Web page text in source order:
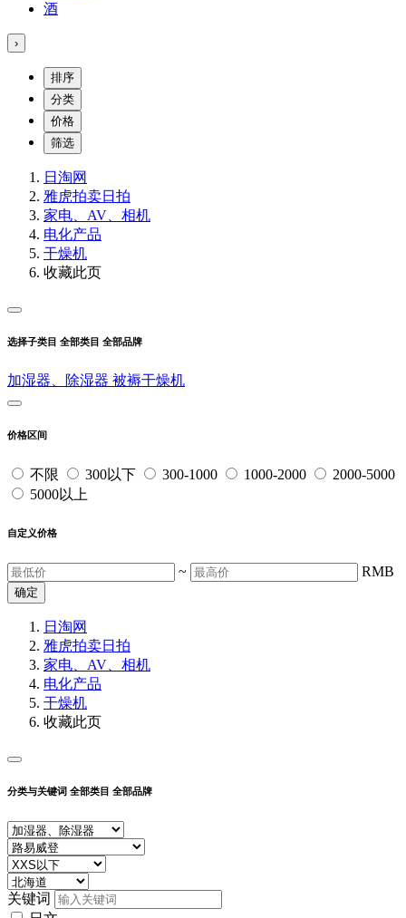
酒
›
排序
分类
价格
筛选
日淘网
雅虎拍卖日拍
家电、AV、相机
电化产品
干燥机
收藏此页
选择子类目 全部类目 全部品牌
加湿器、除湿器 被褥干燥机
价格区间
不限 300以下 300-1000 1000-2000
2000-5000
5000以上
自定义价格
~ RMB
确定
日淘网
雅虎拍卖日拍
家电、AV、相机
电化产品
干燥机
收藏此页
分类与关键词 全部类目 全部品牌
关键词